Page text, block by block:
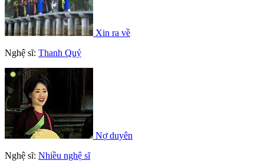
Xin ra về
Nghệ sĩ: Thanh Quý
Nợ duyên
Nghệ sĩ: Nhiều nghệ sĩ